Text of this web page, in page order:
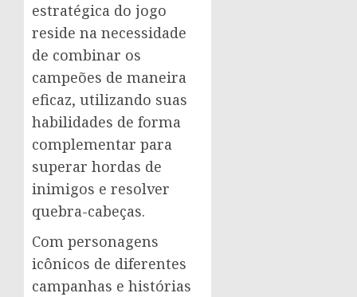
estratégica do jogo
reside na necessidade
de combinar os
campeões de maneira
eficaz, utilizando suas
habilidades de forma
complementar para
superar hordas de
inimigos e resolver
quebra-cabeças.
Com personagens
icônicos de diferentes
campanhas e histórias